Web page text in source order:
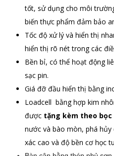
tốt, sử dụng cho môi
biến thực phẩm đảm bảo
Tốc độ xử lý và hiển thị
hiển thị rõ nét trong các
Bền bỉ, có thể hoạt động
sạc pin.
Giá đỡ đầu hiển thị bằng
Loadcell bằng hợp kim
được tặng kèm theo bọc
nước và bào mòn, phá hủy
xác cao và độ bền cơ học